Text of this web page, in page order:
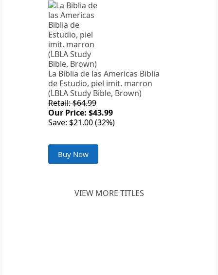
La Biblia de las Americas Biblia
de Estudio, piel imit. marron
(LBLA Study Bible, Brown)
Retail: $64.99
Our Price: $43.99
Save: $21.00 (32%)
Buy Now
VIEW MORE TITLES